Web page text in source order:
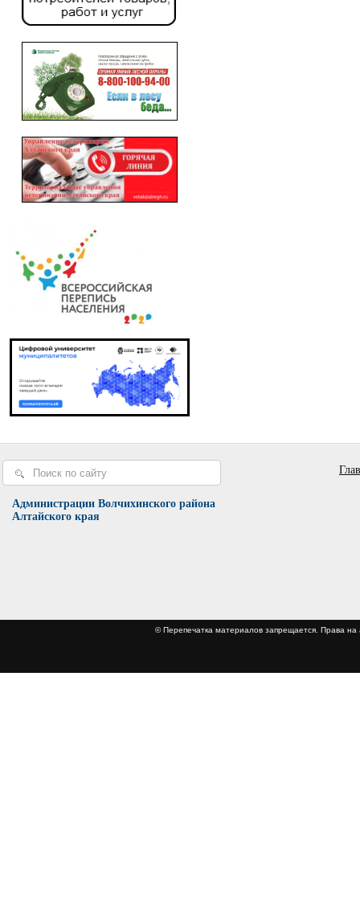
Администрации Волчихинского района
Алтайского края
© Перепечатка материалов запрещается.